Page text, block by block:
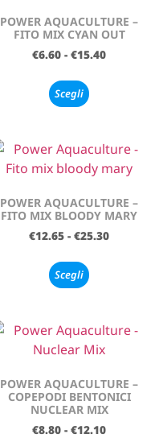
POWER AQUACULTURE –
FITO MIX CYAN OUT
€6.60 - €15.40
Scegli
POWER AQUACULTURE –
FITO MIX BLOODY MARY
€12.65 - €25.30
Scegli
POWER AQUACULTURE –
COPEPODI BENTONICI
NUCLEAR MIX
€8.80 - €12.10